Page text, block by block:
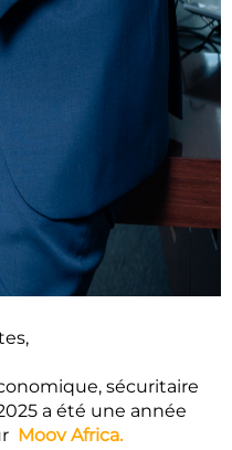
sécuritaire
a été une année
Moov Africa.​